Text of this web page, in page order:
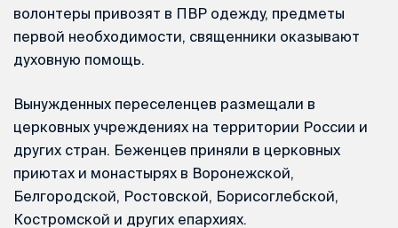
волонтеры привозят в ПВР одежду, предметы
первой необходимости, священники оказывают
духовную помощь.
Вынужденных переселенцев размещали в
церковных учреждениях на территории России и
других стран. Беженцев приняли в церковных
приютах и монастырях в Воронежской,
Белгородской, Ростовской, Борисоглебской,
Костромской и других епархиях.